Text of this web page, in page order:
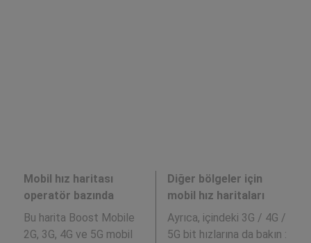
Mobil hız haritası
operatör bazında
Bu harita Boost Mobile
2G, 3G, 4G ve 5G mobil
Diğer bölgeler için
mobil hız haritaları
Ayrıca, içindeki 3G / 4G /
5G bit hızlarına da bakın :